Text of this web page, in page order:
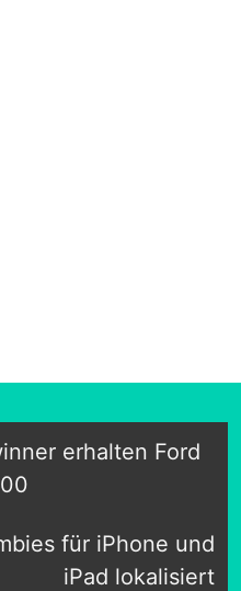
erhalten Ford
für iPhone und
iPad lokalisiert